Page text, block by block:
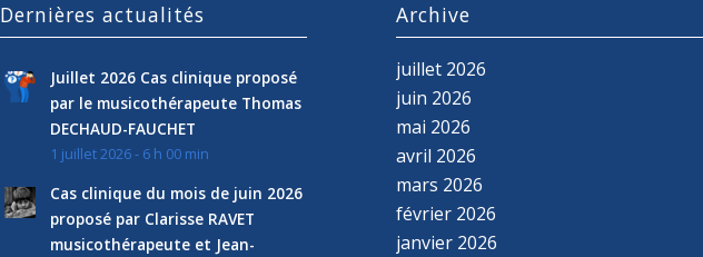
Dernières actualités
Juillet 2026 Cas clinique proposé
par le musicothérapeute Thomas
DECHAUD-FAUCHET
1 juillet 2026 - 6 h 00 min
Cas clinique du mois de juin 2026
proposé par Clarisse RAVET
musicothérapeute et Jean-
Archive
juillet 2026
juin 2026
mai 2026
avril 2026
mars 2026
février 2026
janvier 2026